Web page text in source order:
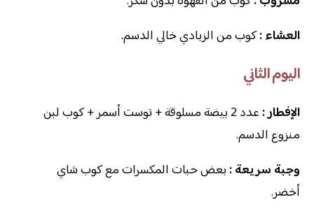
العشاء :كوب من الزبادي خالي الدسم.
اليوم الثاني
الإفطار :
عدد 2 بيضة مسلوقة + توست أسمر + كوب لبن
منزوع الدسم.
وجبة سريعة : بعض حبات المكسرات مع كوب شاي
أخضر.